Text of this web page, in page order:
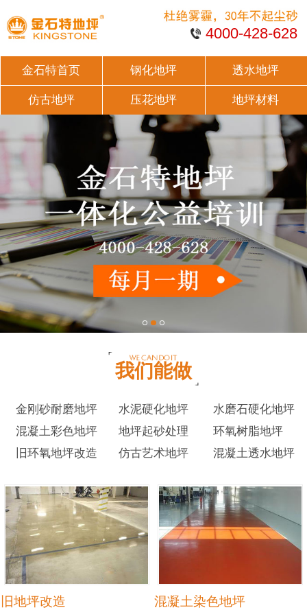
4000-428-628
金石特首页 钢化地坪 透水地坪
仿古地坪 压花地坪 地坪材料
我们能做
金刚砂耐磨地坪 水泥硬化地坪
水磨石硬化地坪
混凝土彩色地坪
地坪起砂处理
环氧树脂地坪
旧环氧地坪改造
仿古艺术地坪 混凝土透水地坪
旧地坪改造 混凝土染色地坪